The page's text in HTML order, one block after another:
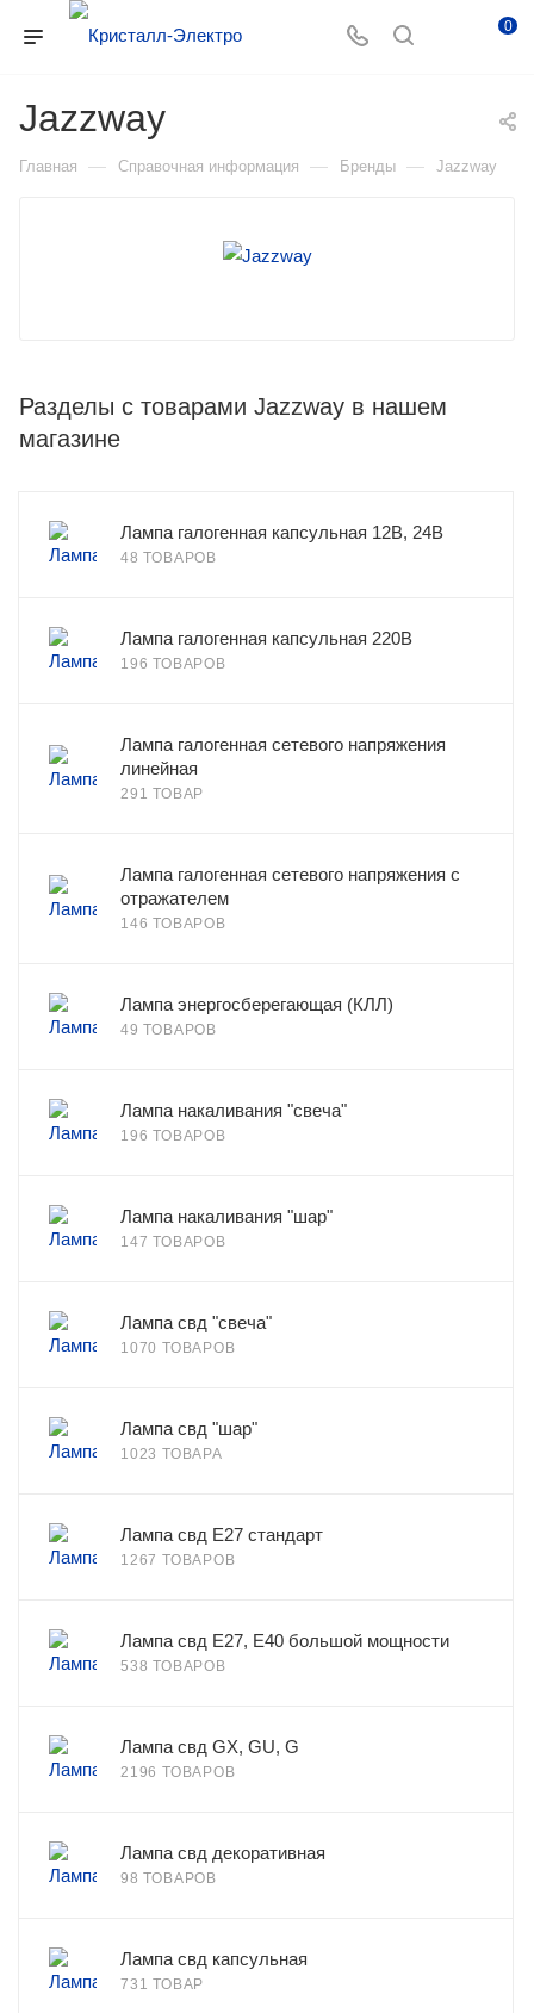
0
Jazzway
Главная — Справочная информация — Бренды — Jazzway
Разделы с товарами Jazzway в нашем
магазине
Лампа галогенная капсульная 12В, 24В
48 ТОВАРОВ
Лампа галогенная капсульная 220В
196 ТОВАРОВ
Лампа галогенная сетевого напряжения
линейная
291 ТОВАР
Лампа галогенная сетевого напряжения с
отражателем
146 ТОВАРОВ
Лампа энергосберегающая (КЛЛ)
49 ТОВАРОВ
Лампа накаливания "свеча"
196 ТОВАРОВ
Лампа накаливания "шар"
147 ТОВАРОВ
Лампа свд "свеча"
1070 ТОВАРОВ
Лампа свд "шар"
1023 ТОВАРА
Лампа свд E27 стандарт
1267 ТОВАРОВ
Лампа свд E27, Е40 большой мощности
538 ТОВАРОВ
Лампа свд GX, GU, G
2196 ТОВАРОВ
Лампа свд декоративная
98 ТОВАРОВ
Лампа свд капсульная
731 ТОВАР